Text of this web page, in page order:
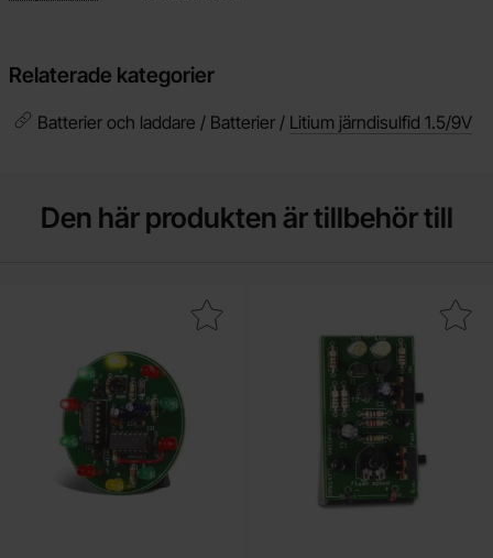
Relaterade kategorier
Batterier och laddare / Batterier / Litium järndisulfid 1.5/9V
Den här produkten är tillbehör till
elektroniskt lyckohjul 10 LEDs - byggsats som favorit
Makera stroboskop 2 LED -